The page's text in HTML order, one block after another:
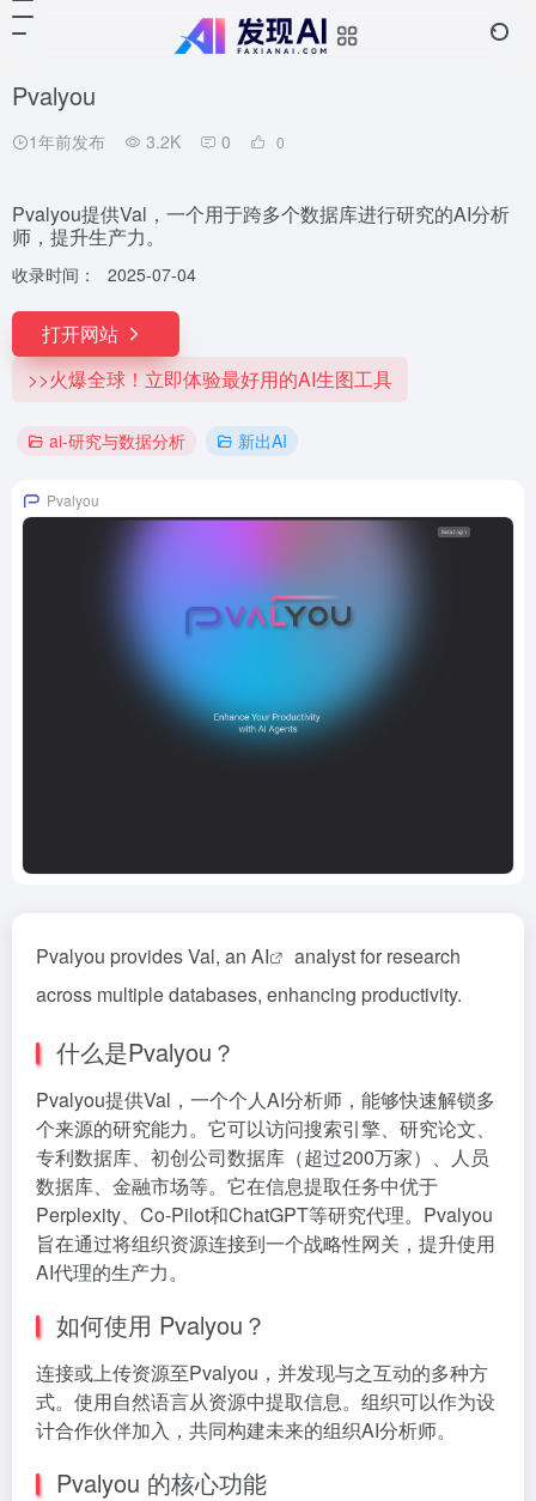
Pvalyou
1年前发布 3.2K 0 0
Pvalyou提供Val，一个用于跨多个数据库进行研究的AI分析
师，提升生产力。
收录时间： 2025-07-04
打开网站
>>火爆全球！立即体验最好用的AI生图工具
ai-研究与数据分析 新出AI
Pvalyou
Pvalyou provides Val, an AI
analyst for research
across multiple databases, enhancing productivity.
什么是Pvalyou？
Pvalyou提供Val，一个个人AI分析师，能够快速解锁多
个来源的研究能力。它可以访问搜索引擎、研究论文、
专利数据库、初创公司数据库（超过200万家）、人员
数据库、金融市场等。它在信息提取任务中优于
Perplexity、Co-Pilot和ChatGPT等研究代理。Pvalyou
旨在通过将组织资源连接到一个战略性网关，提升使用
AI代理的生产力。
如何使用 Pvalyou？
连接或上传资源至Pvalyou，并发现与之互动的多种方
式。使用自然语言从资源中提取信息。组织可以作为设
计合作伙伴加入，共同构建未来的组织AI分析师。
Pvalyou 的核心功能